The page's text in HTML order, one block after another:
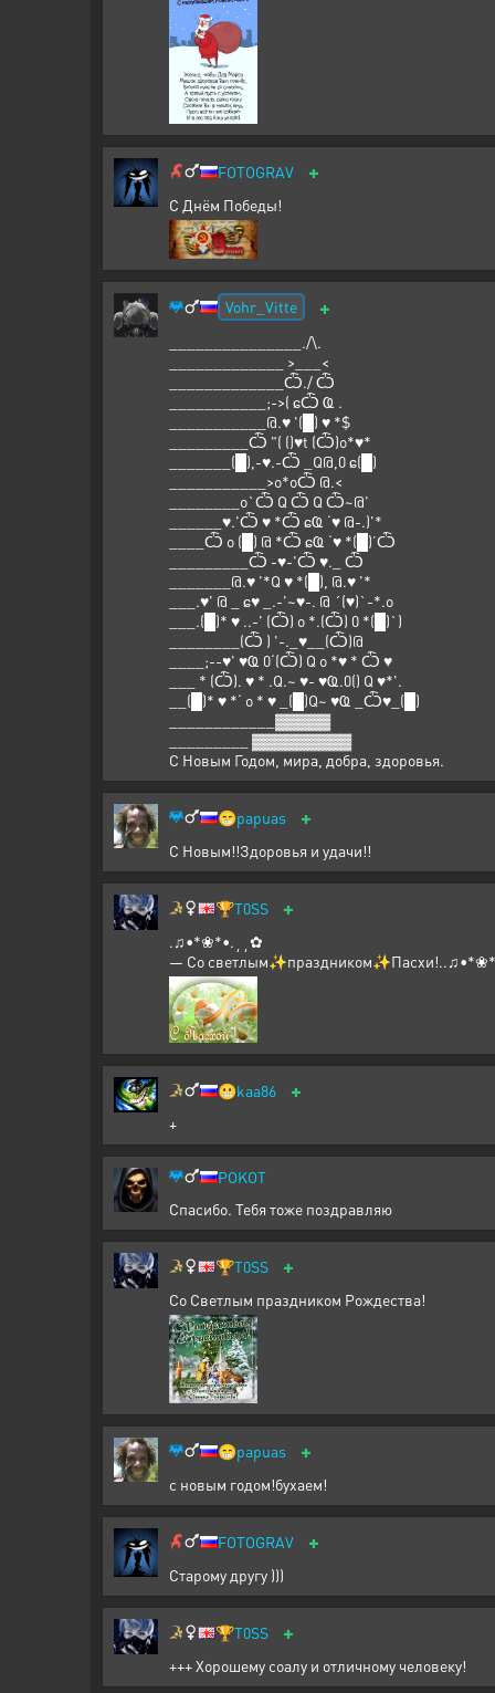
FOTOGRAV +
С Днём Победы!
Vohr_Vitte +
_______________./\.
_____________ >___<
_____________Ѽ./ Ѽ
___________;->( ɕѼ Ҩ .
___________@.♥ '(█) ♥ *$
_________Ѽ "( ()♥t (Ѽ)o*♥*
_______(█),-♥.-Ѽ _Q@,0 ɕ(█)
___________>o*oѼ @.<
________o`Ѽ Q Ѽ Q Ѽ~@'
______♥.'Ѽ ♥ *Ѽ ɕҨ ‘♥ @-.)'*
____Ѽ o (█) @ *Ѽ ɕҨ ‘♥ *(█)’Ѽ
_________Ѽ -♥-'Ѽ ♥._ Ѽ
_______@.♥ '*Q ♥ *(█), @.♥ '*
___.♥' @ _ ɕ♥ _.-'~♥-. @ ´(♥)`-*.o
___.(█)* ♥ ..-' (Ѽ) o *.(Ѽ) 0 *(█)`)
________(Ѽ ) '-._♥__(Ѽ)@
____;--♥' ♥Ҩ 0‘(Ѽ) Q o *♥ * Ѽ ♥
___ * (Ѽ). ♥ * .Q.~ ♥- ♥Ҩ.0() Q ♥*'.
__(█)* ♥ *‘ o * ♥ _(█)Q~ ♥Ҩ _Ѽ♥_(█)
____________▓▓▓▓▓
_________ ▓▓▓▓▓▓▓▓▓
С Новым Годом, мира, добра, здоровья.
😁papuas +
С Новым!!Здоровья и удачи!!
🏆T0SS +
.♫•*❀*•.¸¸✿
— Со
😬kaa86 +
+
POKOT
Спасибо. Тебя тоже поздравляю
🏆T0SS +
Со Светлым праздником Рождества!
😁papuas +
с новым годом!бухаем!
FOTOGRAV +
Старому другу )))
🏆T0SS +
+++ Хорошему соалу и отличному человеку!